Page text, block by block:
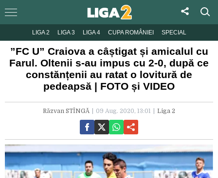
LIGA 2 LIGA 3 LIGA 4 CUPA ROMÂNIEI SPECIAL
”FC U” Craiova a câștigat și amicalul cu
Farul. Oltenii s-au impus cu 2-0, după ce
constănțenii au ratat o lovitură de
pedeapsă | FOTO și VIDEO
Răzvan STÎNGĂ 09 Aug. 2020, 13:01 Liga 2